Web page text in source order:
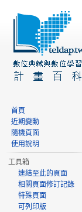
首頁
近期變動
隨機頁面
使用說明
工具箱
連結至此的頁面
相關頁面修訂記錄
特殊頁面
可列印版